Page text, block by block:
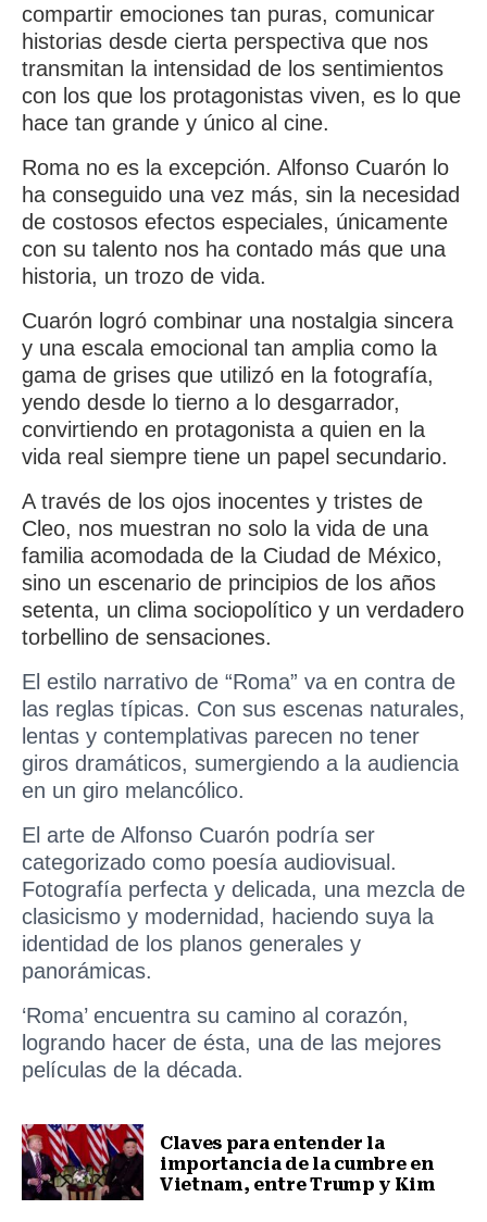
compartir emociones tan puras, comunicar
historias desde cierta perspectiva que nos
transmitan la intensidad de los sentimientos
con los que los protagonistas viven, es lo que
hace tan grande y único al cine.
Roma no es la excepción. Alfonso Cuarón lo
ha conseguido una vez más, sin la necesidad
de costosos efectos especiales, únicamente
con su talento nos ha contado más que una
historia, un trozo de vida.
Cuarón logró combinar una nostalgia sincera
y una escala emocional tan amplia como la
gama de grises que utilizó en la fotografía,
yendo desde lo tierno a lo desgarrador,
convirtiendo en protagonista a quien en la
vida real siempre tiene un papel secundario.
A través de los ojos inocentes y tristes de
Cleo, nos muestran no solo la vida de una
familia acomodada de la Ciudad de México,
sino un escenario de principios de los años
setenta, un clima sociopolítico y un verdadero
torbellino de sensaciones.
El estilo narrativo de “Roma” va en contra de
las reglas típicas. Con sus escenas naturales,
lentas y contemplativas parecen no tener
giros dramáticos, sumergiendo a la audiencia
en un giro melancólico.
El arte de Alfonso Cuarón podría ser
categorizado como poesía audiovisual.
Fotografía perfecta y delicada, una mezcla de
clasicismo y modernidad, haciendo suya la
identidad de los planos generales y
panorámicas.
‘Roma’ encuentra su camino al corazón,
logrando hacer de ésta, una de las mejores
películas de la década.
Claves para entender la
importancia de la cumbre en
Vietnam, entre Trump y Kim